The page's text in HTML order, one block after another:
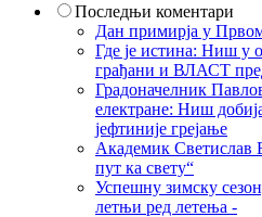
Последњи коментари
Дан примирја у
Где је истина: Ниш у
грађани и ВЛАСТ
Градоначелник
електране: Ниш
јефтиније грејање
Академик
пут ка свету“
Успешну зимску
летњи ред летења -